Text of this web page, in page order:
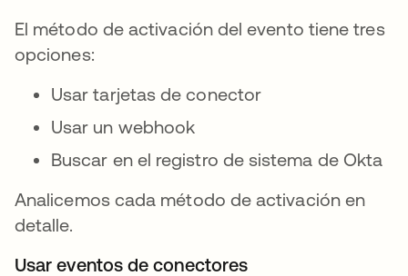
El método de activación del evento tiene tres
opciones:
Usar tarjetas de conector
Usar un webhook
Buscar en el registro de sistema de Okta
Analicemos cada método de activación en
detalle.
Usar eventos de conectores